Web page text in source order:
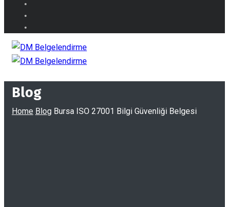
Blog
Home Blog Bursa ISO 27001 Bilgi Güvenliği Belgesi